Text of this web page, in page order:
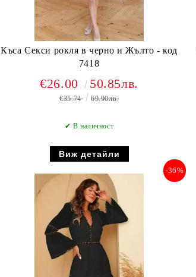
Къса Секси рокля в черно и Жълто - код
7418
€26.00 50.85лв.
€35.74 69.90лв.
✔ В наличност
Виж детайли
-36%